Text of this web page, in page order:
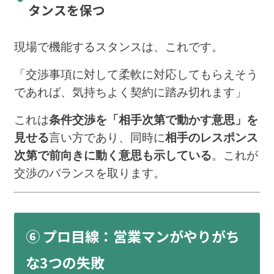
タンスを保つ
現場で機能するスタンスは、これです。
「交渉事項に対して柔軟に対応してもらえそう
であれば、気持ちよく契約に踏み切れます」
これは条件交渉を「相手次第で動かす意思」を
見せる言い方であり、同時に相手のレスポンス
次第で前向きに動く意思も示している。これが
交渉のバランスを取ります。
⑥ プロ目線：営業マンがやりがち
な3つの失敗